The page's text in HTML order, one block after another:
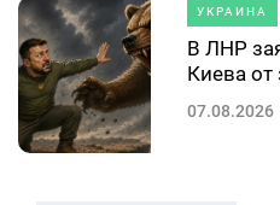
УКРАИНА
В ЛНР
Киева от
07.08.2026